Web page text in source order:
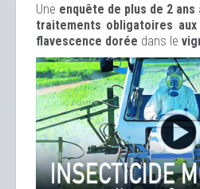
Une enquête de plus de 2 ans
traitements obligatoires
flavescence dorée dans le